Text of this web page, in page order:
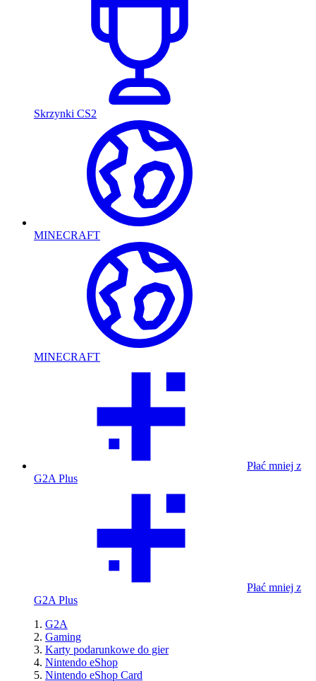
Skrzynki CS2
MINECRAFT
MINECRAFT
Płać mniej z
G2A Plus
Płać mniej z
G2A Plus
G2A
Gaming
Karty podarunkowe do gier
Nintendo eShop
Nintendo eShop Card